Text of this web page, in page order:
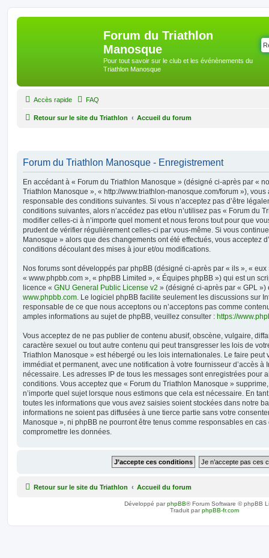
Forum du Triathlon
Manosque
Pour tout savoir sur le club et les événènements du
Triathlon Manosque
Accès rapide FAQ
Retour sur le site du Triathlon Accueil du forum
Forum du Triathlon Manosque - Enregistrement
En accédant à « Forum du Triathlon Manosque » (désigné ci-après par «
Triathlon Manosque », « http://www.triathlon-manosque.com/forum »), vous
responsable des conditions suivantes. Si vous n’acceptez pas d’être
conditions suivantes, alors n’accédez pas et/ou n’utilisez pas « Forum du
modifier celles-ci à n’importe quel moment et nous ferons tout pour que
prudent de vérifier régulièrement celles-ci par vous-même. Si vous
Manosque » alors que des changements ont été effectués, vous acceptez
conditions découlant des mises à jour et/ou modifications.
Nos forums sont développés par phpBB (désigné ci-après par « ils », «
« www.phpbb.com », « phpBB Limited », « Équipes phpBB ») qui est un
licence « GNU General Public License v2 » (désigné ci-après par « GPL
www.phpbb.com. Le logiciel phpBB facilite seulement les discussions sur
responsable de ce que nous acceptons ou n’acceptons pas comme
amples informations au sujet de phpBB, veuillez consulter : https://
Vous acceptez de ne pas publier de contenu abusif, obscène, vulgaire,
caractère sexuel ou tout autre contenu qui peut transgresser les lois de
Triathlon Manosque » est hébergé ou les lois internationales. Le faire peut
immédiat et permanent, avec une notification à votre fournisseur d’accès à
nécessaire. Les adresses IP de tous les messages sont enregistrées pour
conditions. Vous acceptez que « Forum du Triathlon Manosque »
n’importe quel sujet lorsque nous estimons que cela est nécessaire. En
toutes les informations que vous avez saisies soient stockées dans notre
informations ne soient pas diffusées à une tierce partie sans votre
Manosque », ni phpBB ne pourront être tenus comme responsables en
compromettre les données.
Retour sur le site du Triathlon Accueil du forum
Développé parphpBB® Forum Software © phpBB
Traduit parphpBB-fr.com